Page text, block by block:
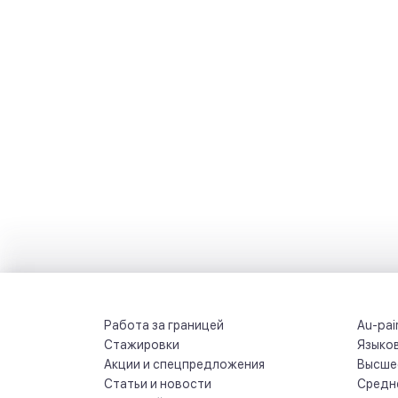
Работа за границей
Стажировки
Акции и спецпредложения
Статьи и новости
Au-pair